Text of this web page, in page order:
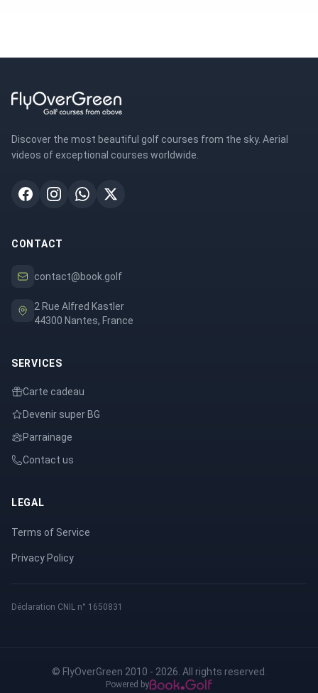
Discover the most beautiful golf courses from the sky. Aerial
videos of exceptional courses worldwide.
CONTACT
contact@book.golf
2 Rue Alfred Kastler
44300 Nantes, France
SERVICES
Carte cadeau
Devenir super BG
Parrainage
Contact us
LEGAL
Terms of Service
Privacy Policy
Déclaration CNIL n° 1650831
© FlyOverGreen 2010 - 2026. All rights reserved.
Powered by